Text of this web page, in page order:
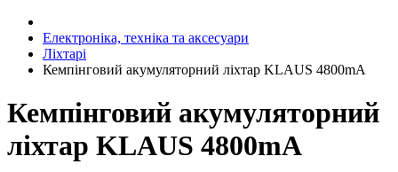
Електроніка, техніка та аксесуари
Ліхтарі
Кемпінговий акумуляторний ліхтар KLAUS 4800mA
Кемпінговий акумуляторний
ліхтар KLAUS 4800mA